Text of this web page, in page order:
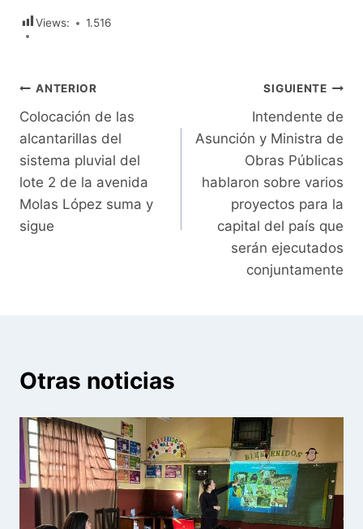
Views: 1.516
Navegación
de
entradas
ANTERIOR
Colocación de las
alcantarillas del
sistema pluvial del
lote 2 de la avenida
Molas López suma y
sigue
SIGUIENTE
Intendente de
Asunción y Ministra de
Obras Públicas
hablaron sobre varios
proyectos para la
capital del país que
serán ejecutados
conjuntamente
Otras noticias